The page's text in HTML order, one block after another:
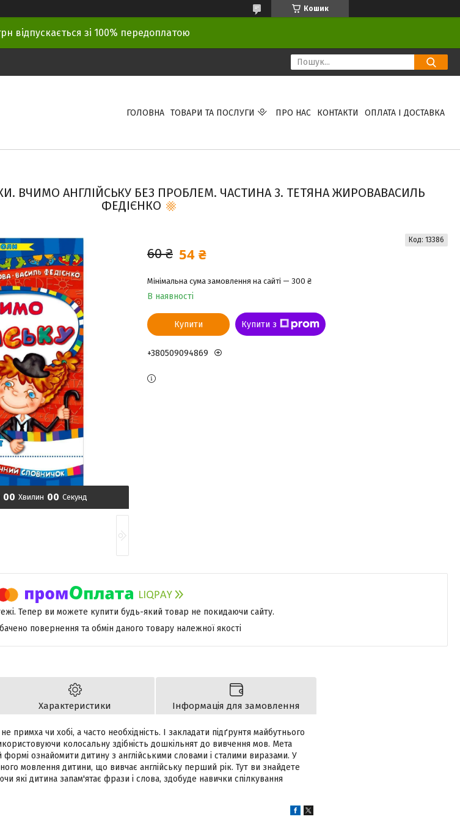
Кошик
відпускається зі 100% передоплатою
ГОЛОВНА ТОВАРИ ТА ПОСЛУГИ ПРО НАС КОНТАКТИ ОПЛАТА І ДОСТАВКА
ВЧИМО АНГЛІЙСЬКУ БЕЗ ПРОБЛЕМ. ЧАСТИНА 3. ТЕТЯНА ЖИРОВАВАСИЛЬ
ФЕДІЄНКО
00 Хвилин 00 Секунд
60 ₴ 54 ₴
Мінімальна сума замовлення на сайті — 300 ₴
В наявності
Код: 13386
Купити Купити з
+380509094869
Тепер ви можете купити будь-який товар не покидаючи сайту.
повернення та обмін даного товару належної якості
Характеристики Інформація для замовлення
примха чи хобі, а часто необхідність. І закладати підґрунтя майбутнього
колосальну здібність дошкільнят до вивчення мов. Мета
формі ознайомити дитину з англійськими словами і сталими виразами. У
мовлення дитини, що вивчає англійську перший рік. Тут ви знайдете
які дитина запам'ятає фрази і слова, здобуде навички спілкування